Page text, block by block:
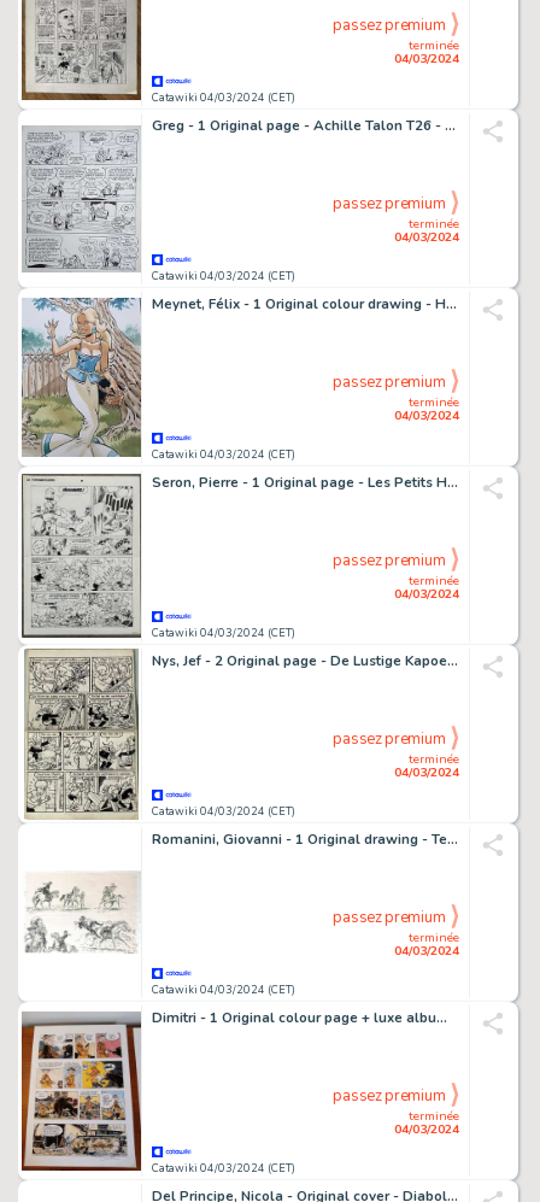
Catawiki 04/03/2024 (CET)
terminée
04/03/2024
passez premium
Greg - 1 Original page - Achille Talon T26 - Achille Talon et l'arme du crocodile - 1982
Catawiki 04/03/2024 (CET)
terminée
04/03/2024
passez premium
Meynet, Félix - 1 Original colour drawing - Hommage à Uderzo
Catawiki 04/03/2024 (CET)
terminée
04/03/2024
passez premium
Seron, Pierre - 1 Original page - Les Petits Hommes T33 - Les Fourmicrabes - 2001
Catawiki 04/03/2024 (CET)
terminée
04/03/2024
passez premium
Nys, Jef - 2 Original page - De Lustige Kapoentjes 21 - 1973
Catawiki 04/03/2024 (CET)
terminée
04/03/2024
passez premium
Romanini, Giovanni - 1 Original drawing - Tex - Studio di personaggi
Catawiki 04/03/2024 (CET)
terminée
04/03/2024
passez premium
Dimitri - 1 Original colour page + luxe album - Le Goulag T16 - La Gargotière - 2007
Catawiki 04/03/2024 (CET)
terminée
04/03/2024
passez premium
Del Principe, Nicola - Original cover - Diabolik - Poche n° 54 Janvier - La statue ensanglantée Éditions de l'Occident - 1978